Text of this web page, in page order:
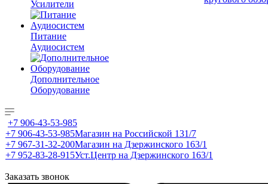
Усилители
Питание
Аудиосистем
Дополнительное
Оборудование
+7 906-43-53-985
+7 906-43-53-985Магазин на Российской 131/7
+7 967-31-32-200Магазин на Дзержинского 163/1
+7 952-83-28-915Уст.Центр на Дзержинского 163/1
Заказать звонок